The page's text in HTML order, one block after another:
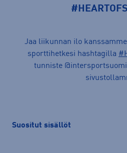
Jaa liikunnan ilo
sporttihetkesi hashtagilla
tunniste
Suositut sisällöt